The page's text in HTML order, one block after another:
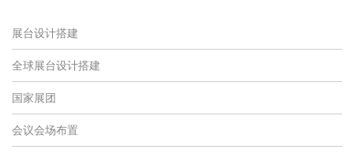
展台设计搭建
全球展台设计搭建
国家展团
会议会场布置